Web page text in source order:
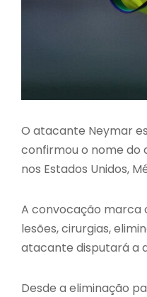
O atacante Neymar
confirmou o nome do
nos Estados Unidos,
A convocação marca
lesões, cirurgias,
atacante disputará a
Desde a eliminação